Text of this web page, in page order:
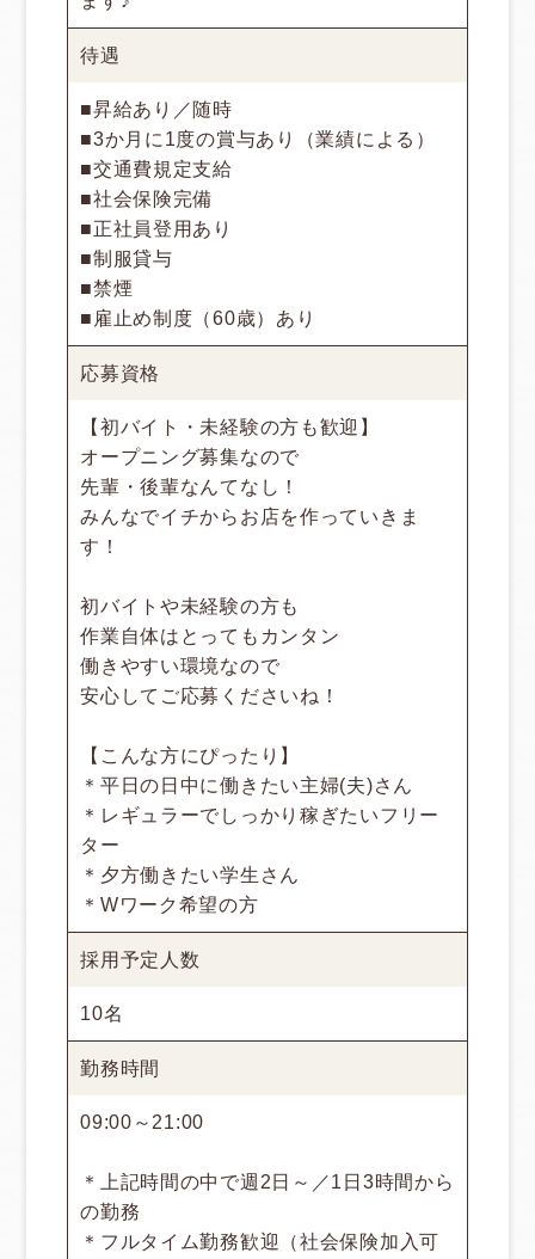
待遇
■昇給あり／随時
■3か月に1度の賞与あり（業績による）
■交通費規定支給
■社会保険完備
■正社員登用あり
■制服貸与
■禁煙
■雇止め制度（60歳）あり
応募資格
【初バイト・未経験の方も歓迎】
オープニング募集なので
先輩・後輩なんてなし！
みんなでイチからお店を作っていきま
す！
初バイトや未経験の方も
作業自体はとってもカンタン
働きやすい環境なので
安心してご応募くださいね！
【こんな方にぴったり】
＊平日の日中に働きたい主婦(夫)さん
＊レギュラーでしっかり稼ぎたいフリー
ター
＊夕方働きたい学生さん
＊Wワーク希望の方
採用予定人数
10名
勤務時間
09:00～21:00
＊上記時間の中で週2日～／1日3時間から
の勤務
＊フルタイム勤務歓迎（社会保険加入可